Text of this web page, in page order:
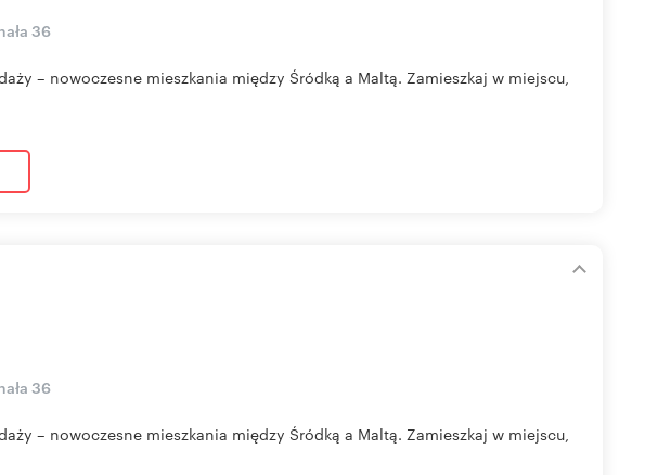
36
– nowoczesne mieszkania między Śródką a Maltą. Zamieszkaj w miejscu,
36
– nowoczesne mieszkania między Śródką a Maltą. Zamieszkaj w miejscu,